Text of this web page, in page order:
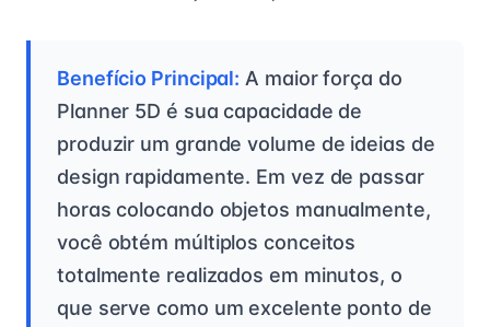
Benefício Principal: A maior força do
Planner 5D é sua capacidade de
produzir um grande volume de ideias de
design rapidamente. Em vez de passar
horas colocando objetos manualmente,
você obtém múltiplos conceitos
totalmente realizados em minutos, o
que serve como um excelente ponto de